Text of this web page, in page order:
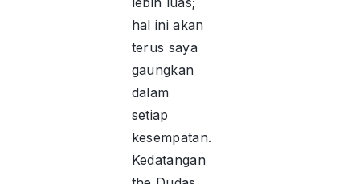
hal ini akan
terus saya
gaungkan
dalam
setiap
kesempatan.
Kedatangan